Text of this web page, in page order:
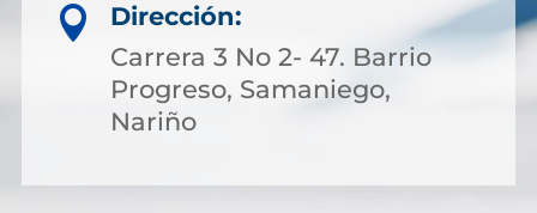

Dirección:
Carrera 3 No 2- 47. Barrio
Progreso, Samaniego,
Nariño